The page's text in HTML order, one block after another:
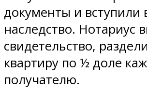
документы и вступили
наследство. Нотариус
свидетельство,
квартиру по ½ доле
получателю.